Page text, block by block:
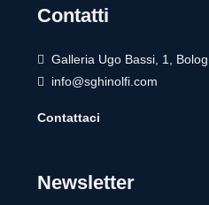
Contatti
Galleria Ugo Bassi, 1,
info@sghinolfi.com
Contattaci
Newsletter